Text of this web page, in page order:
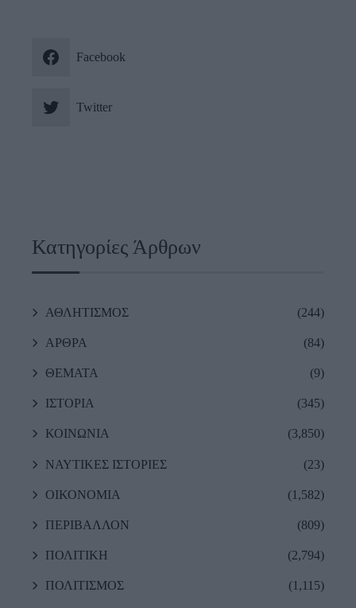
Facebook
Twitter
Κατηγορίες Άρθρων
ΑΘΛΗΤΙΣΜΟΣ (244)
ΑΡΘΡΑ (84)
ΘΕΜΑΤΑ (9)
ΙΣΤΟΡΙΑ (345)
ΚΟΙΝΩΝΙΑ (3,850)
ΝΑΥΤΙΚΕΣ ΙΣΤΟΡΙΕΣ (23)
ΟΙΚΟΝΟΜΙΑ (1,582)
ΠΕΡΙΒΑΛΛΟΝ (809)
ΠΟΛΙΤΙΚΗ (2,794)
ΠΟΛΙΤΙΣΜΟΣ (1,115)